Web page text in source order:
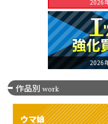
2026
2026
作品別 work
ウマ娘